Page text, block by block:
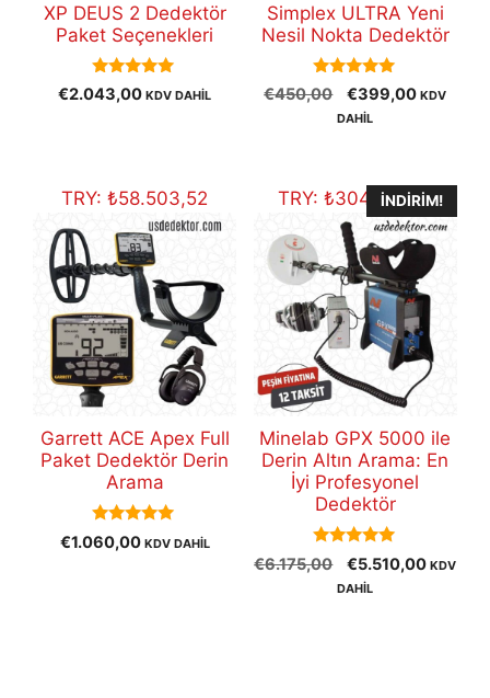
XP DEUS 2 Dedektör
Paket Seçenekleri
5.00
out of 5
€2.043,00 KDV DAHİL
Simplex ULTRA Yeni
Nesil Nokta Dedektör
5.00
out of 5
€450,00
Orijinal
fiyat:
€399,00Şu
KDV
DAHİL
TRY:₺58.503,52
Garrett ACE Apex Full
Paket Dedektör Derin
Arama
5.00
out of 5
€1.060,00 KDV DAHİL
TRY:₺304.107,92
İNDIRIM!
Minelab GPX 5000 ile
Derin Altın Arama: En
İyi Profesyonel
Dedektör
5.00
out of 5
€6.175,00
Orijinal
fiyat:
€5.510,00Şu
KDV
DAHİL